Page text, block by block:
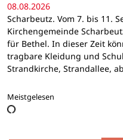
08.08.2026
Scharbeutz. Vom 7. bis 11.
Kirchengemeinde
für Bethel. In dieser Zeit
tragbare Kleidung und
Strandkirche, Strandallee,
Meistgelesen